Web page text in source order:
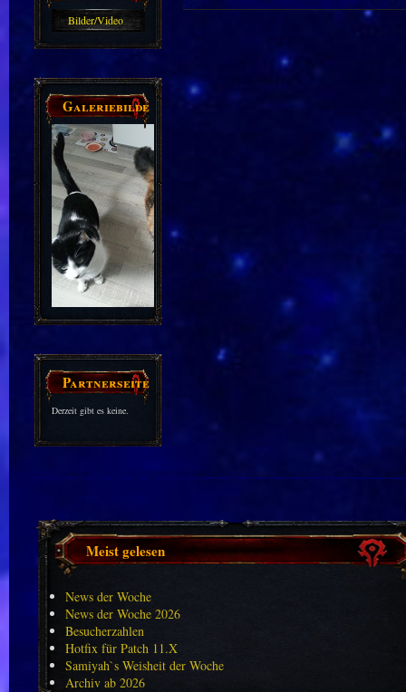
Bilder/Video
Galeriebilder
Partnerseiten
Derzeit gibt es keine.
Meist gelesen
News der Woche
News der Woche 2026
Besucherzahlen
Hotfix für Patch 11.X
Samiyah`s Weisheit der Woche
Archiv ab 2026